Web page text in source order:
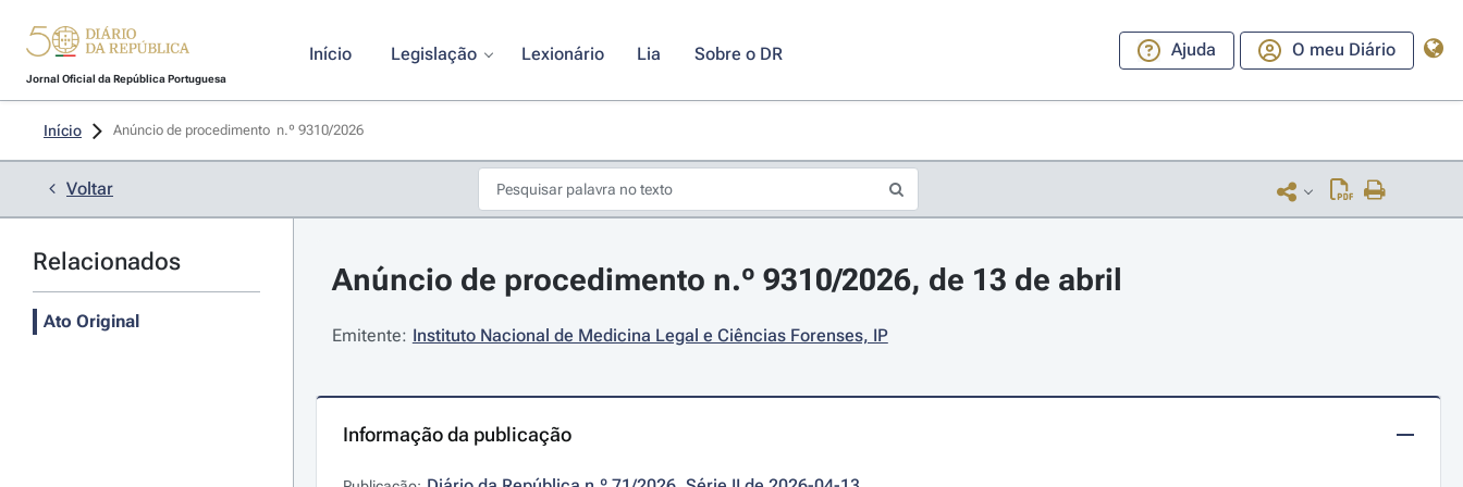
Jornal Oficial da República Portuguesa
Início Legislação Lexionário Lia Sobre o DR Ajuda O meu Diário
Início Anúncio de procedimento  n.º 9310/2026
Voltar
Relacionados
Ato Original
Anúncio de procedimento n.º 9310/2026, de 13 de abril
Emitente: Instituto Nacional de Medicina Legal e Ciências Forenses, IP
Informação da publicação